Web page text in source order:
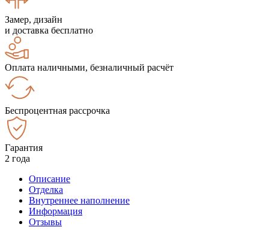
Замер, дизайн
и доставка бесплатно
Оплата наличными, безналичный расчёт
Беспроцентная рассрочка
Гарантия
2 года
Описание
Отделка
Внутреннее наполнение
Информация
Отзывы